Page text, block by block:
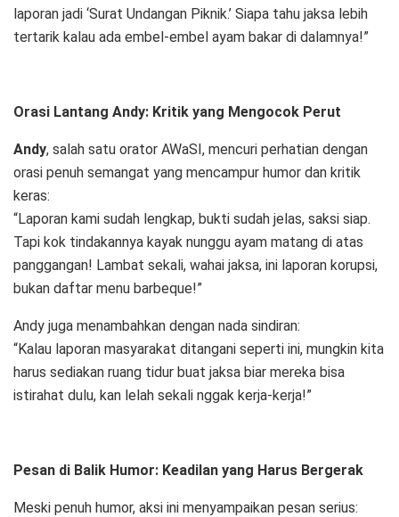
laporan jadi ‘Surat Undangan Piknik.’ Siapa tahu jaksa lebih
tertarik kalau ada embel-embel ayam bakar di dalamnya!”
Orasi Lantang Andy: Kritik yang Mengocok Perut
Andy, salah satu orator AWaSI, mencuri perhatian dengan
orasi penuh semangat yang mencampur humor dan kritik
keras:
“Laporan kami sudah lengkap, bukti sudah jelas, saksi siap.
Tapi kok tindakannya kayak nunggu ayam matang di atas
panggangan! Lambat sekali, wahai jaksa, ini laporan korupsi,
bukan daftar menu barbeque!”
Andy juga menambahkan dengan nada sindiran:
“Kalau laporan masyarakat ditangani seperti ini, mungkin kita
harus sediakan ruang tidur buat jaksa biar mereka bisa
istirahat dulu, kan lelah sekali nggak kerja-kerja!”
Pesan di Balik Humor: Keadilan yang Harus Bergerak
Meski penuh humor, aksi ini menyampaikan pesan serius: